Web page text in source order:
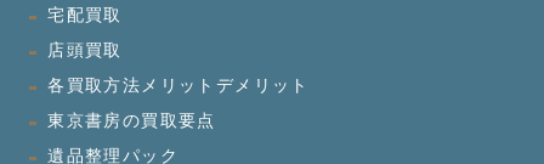
宅配買取
店頭買取
各買取方法メリットデメリット
東京書房の買取要点
遺品整理パック